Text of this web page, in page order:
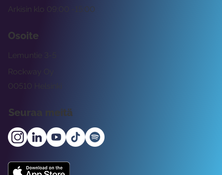
Arkisin klo 09:00 -15:00
Osoite
Rockway Oy
Lemuntie 3-5
00510 Helsinki
Seuraa meitä